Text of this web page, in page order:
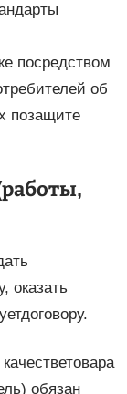
посредством
об
позащите
оказать
обязан